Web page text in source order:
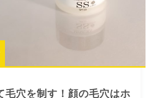
毛穴を制す！顔の毛穴はホ